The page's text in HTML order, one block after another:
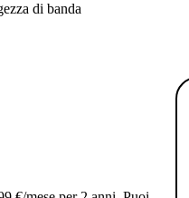
di banda